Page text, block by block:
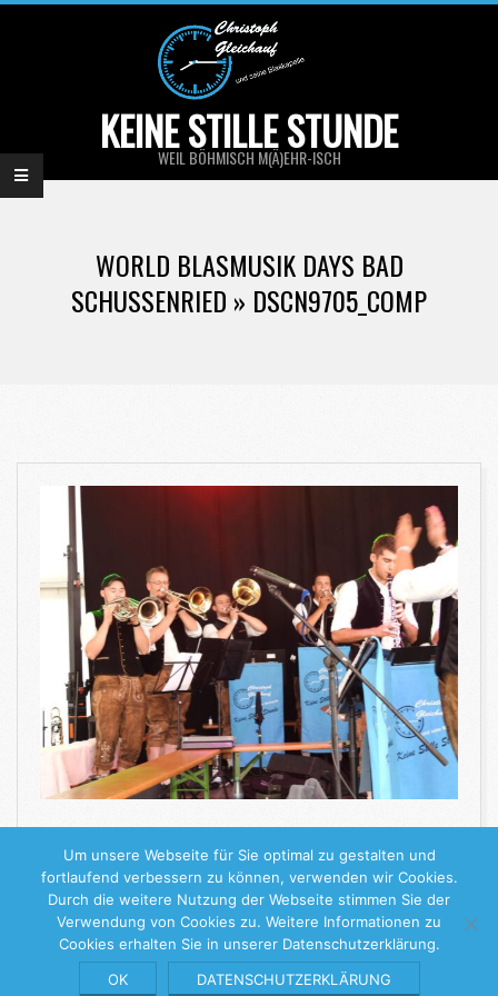
KEINE STILLE STUNDE
WEIL BÖHMISCH M(Ä)EHR-ISCH
Primary
WORLD BLASMUSIK DAYS BAD
SCHUSSENRIED » DSCN9705_COMP
WEITERLESEN
Keine Stille Stunde © 2026 |Impressum|Datenschutzerklärung
Um unsere Webseite für Sie optimal zu gestalten und
fortlaufend verbessern zu können, verwenden wir Cookies.
Durch die weitere Nutzung der Webseite stimmen Sie der
Verwendung von Cookies zu. Weitere Informationen zu
Cookies erhalten Sie in unserer Datenschutzerklärung.
OK
DATENSCHUTZERKLÄRUNG